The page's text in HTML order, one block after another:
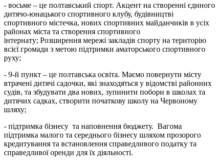
- восьме – це полтавський спорт. Акцент на створенні єдиного
дитячо-юнацького спортивного клубу, будівництві
спортивного містечка, нових спортивних майданчиків в усіх
районах міста та створення спортивного
інтернату; Розширення мережі закладів спорту на територію
всієї громади з метою підтримки аматорського спортивного
руху;
- 9-й пункт – це полтавська освіта. Маємо повернути місту
втрачені дитячі садочки, які знаходяться у відомстві районних
судів, та збудувати два нових, зупинити побори в школах та
дитячих садках, створити початкову школу на Червоному
шляху;
- підтримка бізнесу та наповнення бюджету. Вагома
підтримка малого та середнього бізнесу шляхом прозорого
кредитування та встановлення справедливого податку та
справедливої оренди для їх діяльності.